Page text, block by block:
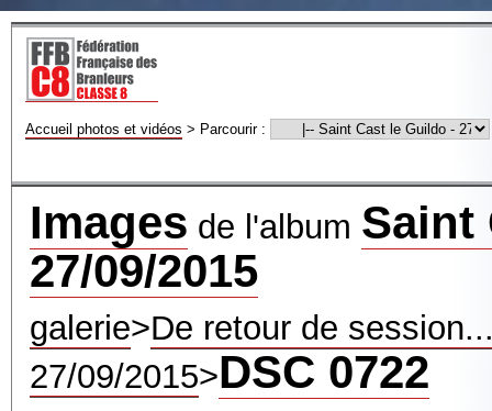
Accueil photos et vidéos > Parcourir :
Images de l'album Saint
27/09/2015
galerie>De retour de
27/09/2015>DSC 0722